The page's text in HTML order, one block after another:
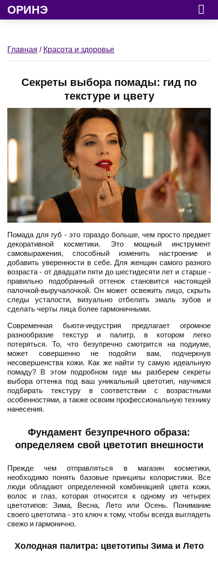
ОРИНЭ
Главная / Красота и здоровье
Секреты выбора помады: гид по
текстуре и цвету
Помада для губ - это гораздо больше, чем просто предмет
декоративной косметики. Это мощный инструмент
самовыражения, способный изменить настроение и
добавить уверенности в себе. Для женщин самого разного
возраста - от двадцати пяти до шестидесяти лет и старше -
правильно подобранный оттенок становится настоящей
палочкой-выручалочкой. Он может освежить лицо, скрыть
следы усталости, визуально отбелить эмаль зубов и
сделать черты лица более гармоничными.
Современная бьюти-индустрия предлагает огромное
разнообразие текстур и палитр, в котором легко
потеряться. То, что безупречно смотрится на подиуме,
может совершенно не подойти вам, подчеркнув
несовершенства кожи. Как же найти ту самую идеальную
помаду? В этом подробном гиде мы разберем секреты
выбора оттенка под ваш уникальный цветотип, научимся
подбирать текстуру в соответствии с возрастными
особенностями, а также освоим профессиональную технику
нанесения.
Фундамент безупречного образа:
определяем свой цветотип внешности
Прежде чем отправляться в магазин косметики,
необходимо понять базовые принципы колористики. Все
люди обладают определенной комбинацией цвета кожи,
волос и глаз, которая относится к одному из четырех
цветотипов: Зима, Весна, Лето или Осень. Понимание
своего цветотипа - это ключ к тому, чтобы всегда выглядеть
свежо и гармонично.
Холодная палитра: цветотипы Зима и Лето